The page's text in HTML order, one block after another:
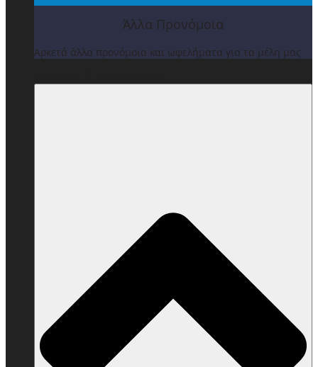
Άλλα Προνόμοια
Αρκετά άλλα προνόμοια και ωφελήματα για τα μέλη μας